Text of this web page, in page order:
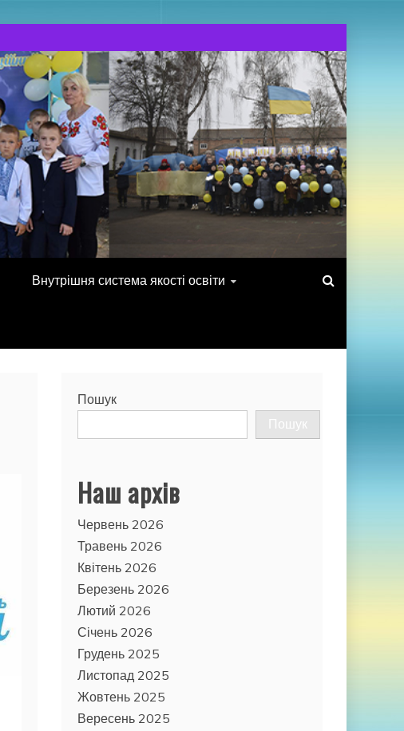
Внутрішня система якості освіти
Пошук
Пошук
Наш архів
Червень 2026
Травень 2026
Квітень 2026
Березень 2026
Лютий 2026
Січень 2026
Грудень 2025
Листопад 2025
Жовтень 2025
Вересень 2025